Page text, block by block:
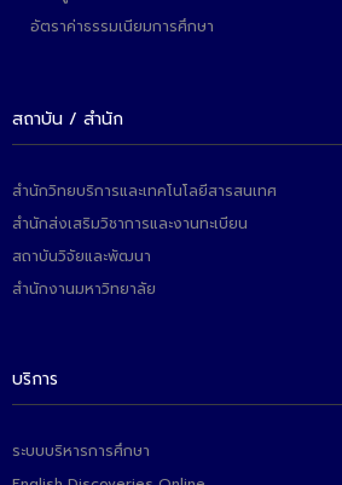
ผลงานคณะ
- การจัดการความรู้ (KM Scitech)
สวนดุสิต จังหวัดปราจีนบุรี
- ผลงาน/รางวัล
- งานวิจัย/นวัตกรรม
อัตราค่าธรรมเนียมการศึกษา
สถาบัน / สำนัก
สำนักวิทยบริการและเทคโนโลยีสารสนเทศ
สำนักส่งเสริมวิชาการและงานทะเบียน
สถาบันวิจัยและพัฒนา
สำนักงานมหาวิทยาลัย
บริการ
ระบบบริหารการศึกษา